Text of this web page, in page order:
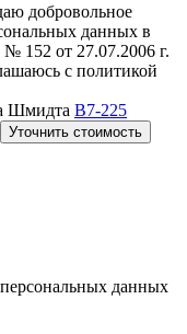
добровольное
данных в
152 от 27.07.2006 г.
с политикой
В7-225
Уточнить стоимость
данных